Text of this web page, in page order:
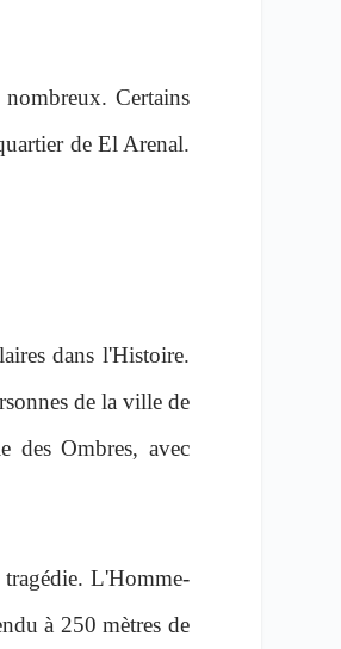
nombreux. Certains
de El Arenal.
dans l'Histoire.
de la ville de
des Ombres, avec
tragédie. L'Homme-
à 250 mètres de